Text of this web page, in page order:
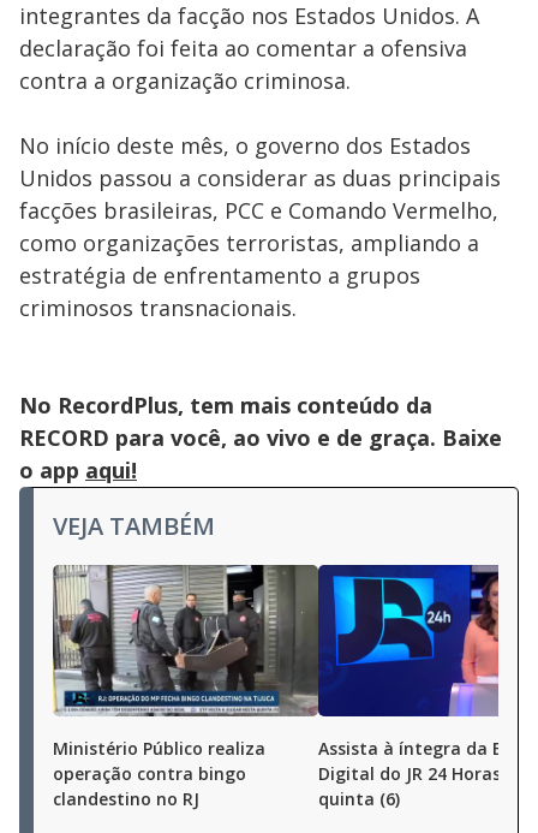
integrantes da facção nos Estados Unidos. A
declaração foi feita ao comentar a ofensiva
contra a organização criminosa.
No início deste mês, o governo dos Estados
Unidos passou a considerar as duas principais
facções brasileiras, PCC e Comando Vermelho,
como organizações terroristas, ampliando a
estratégia de enfrentamento a grupos
criminosos transnacionais.
No RecordPlus, tem mais conteúdo da
RECORD para você, ao vivo e de graça. Baixe
o app aqui!
VEJA TAMBÉM
Ministério Público realiza
operação contra bingo
clandestino no RJ
Assista à íntegra da
Digital do JR 24 Horas
quinta (6)